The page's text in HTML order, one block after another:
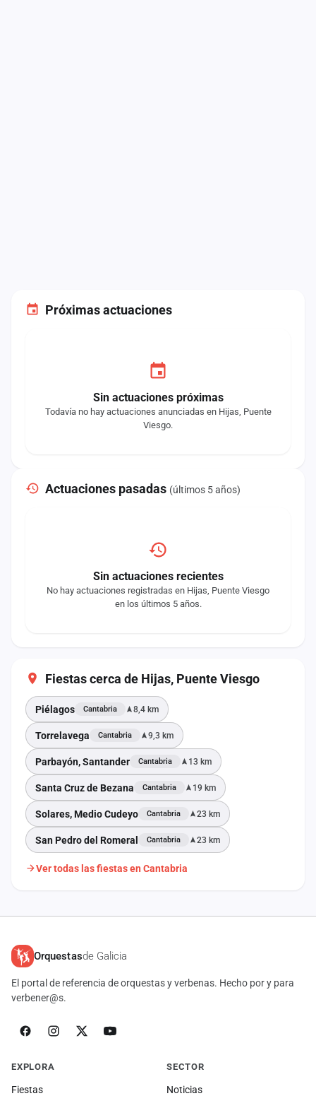
Próximas actuaciones
Sin actuaciones próximas
Todavía no hay actuaciones anunciadas en Hijas, Puente
Viesgo.
Actuaciones pasadas (últimos 5 años)
Sin actuaciones recientes
No hay actuaciones registradas en Hijas, Puente Viesgo
en los últimos 5 años.
Fiestas cerca de Hijas, Puente Viesgo
Piélagos Cantabria 8,4 km
Torrelavega Cantabria 9,3 km
Parbayón, Santander Cantabria 13 km
Santa Cruz de Bezana Cantabria 19 km
Solares, Medio Cudeyo Cantabria 23 km
San Pedro del Romeral Cantabria 23 km
Ver todas las fiestas en Cantabria
Orquestasde Galicia
El portal de referencia de orquestas y verbenas. Hecho por y para
verbener@s.
EXPLORA
Fiestas
SECTOR
Noticias